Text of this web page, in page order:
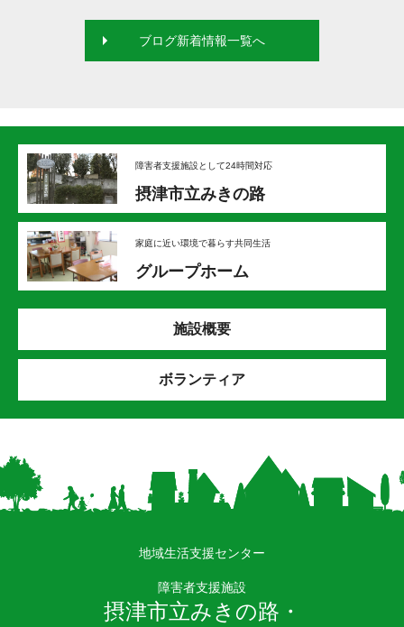
ブログ新着情報一覧へ
障害者支援施設として24時間対応
摂津市立みきの路
家庭に近い環境で暮らす共同生活
グループホーム
施設概要
ボランティア
地域生活支援センター
障害者支援施設
摂津市立みきの路・